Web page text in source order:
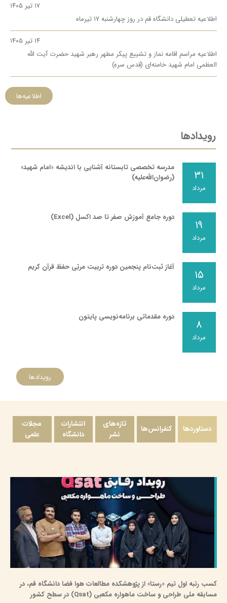
۱۷ تیر ۱۴۰۵
اطلاعیه تعطیلی دانشگاه قم در روز چهارشنبه ١٧ تیرماه
۱۴ تیر ۱۴۰۵
اطلاعیه مراسم اقامه نماز و تشییع پیکر مطهر رهبر شهید حضرت آیت الله
العظمی امام شهید خامنه‌ای (قدس سره)
اطلاعیه‌ها
رویدادها
۳۱
مرداد
مدرسه تخصصی تابستانه آشنایی با اندیشه «امام شهید»
(رضوان‌الله‌علیه)
۱۹
مرداد
دوره جامع آموزش صفر تا صد اکسل (Excel)
۱۵
مرداد
آغاز ثبت‌نام پنجمین دوره تربیت مربّی حفظ قرآن کریم
۸
مرداد
دوره مقدماتی برنامه‌نویسی پایتون
رویدادها
دستاوردها کنفرانس‌ها
تازه‌های
نشر
انتشارات
دانشگاه
مجلات
علمی
کسب رتبه اول تیم «رستا» از پژوهشکده مطالعات هوا فضا دانشگاه قم، در
مسابقه ملی طراحی و ساخت ماهواره مکعبی (Qsat) در سطح کشور